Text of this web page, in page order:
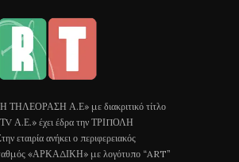
Α.Ε» με διακριτικό τίτλο
Α.Ε.» έχει έδρα την ΤΡΙΠΟΛΗ
εταιρία ανήκει ο περιφερειακός
«ΑΡΚΑΔΙΚΗ» με λογότυπο “ART”